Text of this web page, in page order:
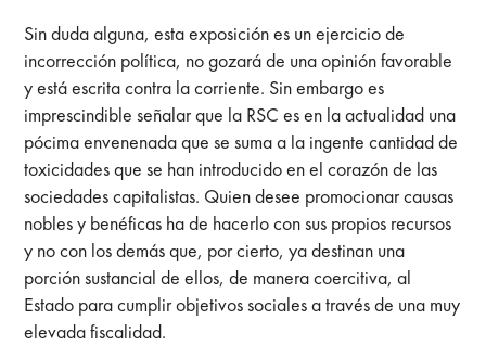
Sin duda alguna, esta exposición es un ejercicio de
incorrección política, no gozará de una opinión favorable
y está escrita contra la corriente. Sin embargo es
imprescindible señalar que la RSC es en la actualidad una
pócima envenenada que se suma a la ingente cantidad de
toxicidades que se han introducido en el corazón de las
sociedades capitalistas. Quien desee promocionar causas
nobles y benéficas ha de hacerlo con sus propios recursos
y no con los demás que, por cierto, ya destinan una
porción sustancial de ellos, de manera coercitiva, al
Estado para cumplir objetivos sociales a través de una muy
elevada fiscalidad.